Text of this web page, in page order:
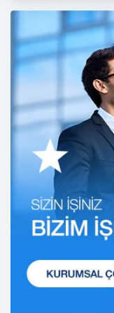
yükümlüdür. Bu
dikkate
dışında
2. Kişisel
Güncel
CB
Danışmanlık
temel
dikkate alarak
güncel
gerekli
kurmakla
3. Belirli, Açık
Danışmanlık
amaçla